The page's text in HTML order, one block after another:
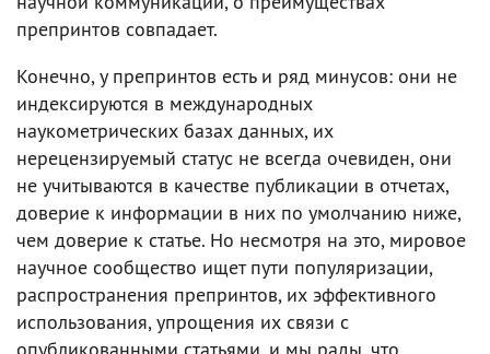
препринтов совпадает.
Конечно, у препринтов есть и ряд минусов: они не
индексируются в международных
наукометрических базах данных, их
нерецензируемый статус не всегда очевиден, они
не учитываются в качестве публикации в отчетах,
доверие к информации в них по умолчанию ниже,
чем доверие к статье. Но несмотря на это, мировое
научное сообщество ищет пути популяризации,
распространения препринтов, их эффективного
использования, упрощения их связи с
опубликованными статьями, и мы рады, что